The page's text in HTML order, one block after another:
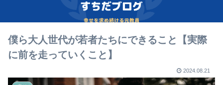
僕ら大人世代が若者たちにできること【実際
に前を走っていくこと】
2024.08.21